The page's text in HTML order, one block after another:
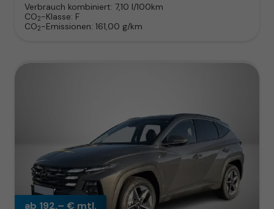
Verbrauch kombiniert: 7,10 l/100km
CO2-Klasse: F
CO2-Emissionen: 161,00 g/km
ab 192,– € mtl.